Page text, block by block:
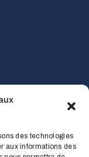
des technologies
aux informations des